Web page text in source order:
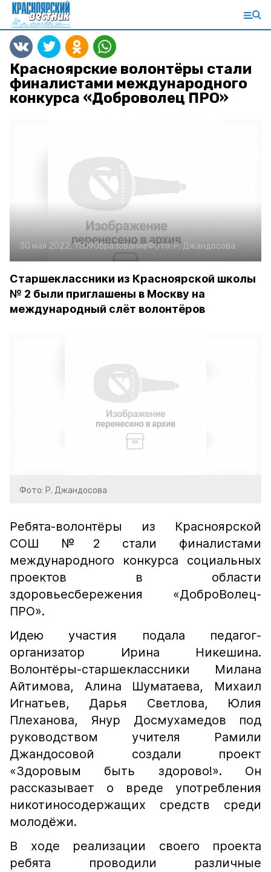
Красноярские волонтёры стали
финалистами международного
конкурса «Доброволец ПРО»
30 мая 2022, 11:09ОбразованиеФото:Р. Джандосова
Старшеклассники из Красноярской школы
№ 2 были приглашены в Москву на
международный слёт волонтёров
Фото: Р. Джандосова
Ребята-волонтёры из Красноярской
СОШ №2 стали финалистами
международного конкурса социальных
проектов в области
здоровьесбережения «ДоброВолец-
ПРО».
Идею участия подала педагог-
организатор Ирина Никешина.
Волонтёры-старшеклассники Милана
Айтимова, Алина Шуматаева, Михаил
Игнатьев, Дарья Светлова, Юлия
Плеханова, Янур Досмухамедов под
руководством учителя Рамили
Джандосовой создали проект
«Здоровым быть здорово!». Он
рассказывает о вреде употребления
никотиносодержащих средств среди
молодёжи.
В ходе реализации своего проекта
ребята проводили различные